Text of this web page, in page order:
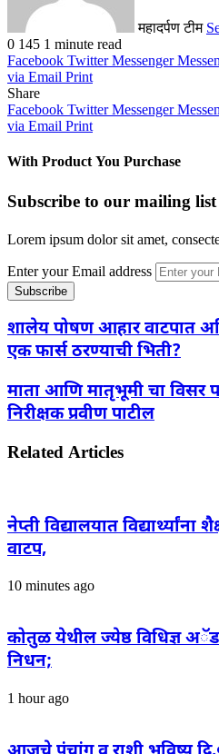
महादर्पण टीम
0 145 1 minute read
Facebook Twitter Messenger
via Email Print
Share
Facebook Twitter Messenger
via Email Print
With Product You Purchase
Subscribe to our mailing
Lorem ipsum dolor sit amet,
Enter your Email address
शालेय पोषण आहार वाटपात
एक फार्स ठरण्याची भिती?
माता आणि मातृभूमी चा विसर
निरीक्षक प्रवीण पाटील
Related Articles
नेप्ती विद्यालयात
वाटप,
10 minutes ago
कोतुळ येथील ज्येष्ठ विधिज्ञ
निधन;
1 hour ago